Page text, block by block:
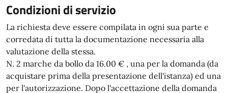
Condizioni di servizio
La richiesta deve essere compilata in ogni sua parte e
corredata di tutta la documentazione necessaria alla
valutazione della stessa.
N. 2 marche da bollo da 16.00 € , una per la domanda (da
acquistare prima della presentazione dell'istanza) ed una
per l'autorizzazione. Dopo l'accettazione della domanda